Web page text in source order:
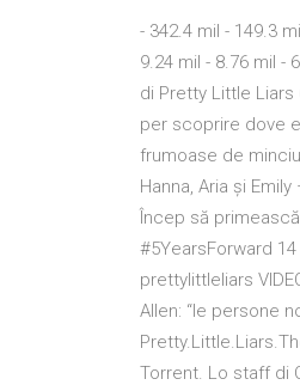
- 342.4 mil - 149.3
9.24 mil - 8.76 mil -
di Pretty Little
per scoprire dove
frumoase de
Hanna, Aria și
Încep să
#5YearsForward
prettylittleliars
Allen: “le persone
Torrent. Lo staff di